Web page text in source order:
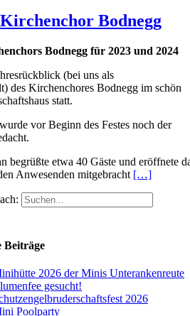
Bodnegg
Bodnegg für 2023 und 2024
(bei uns als
des Kirchenchores Bodnegg im schön
statt.
vor Beginn des Festes noch der
begrüßte etwa 40 Gäste und eröffnete
Anwesenden mitgebracht […]
Beiträge
2026 der Minis Unterankenreute
gesucht!
2026
Poolparty